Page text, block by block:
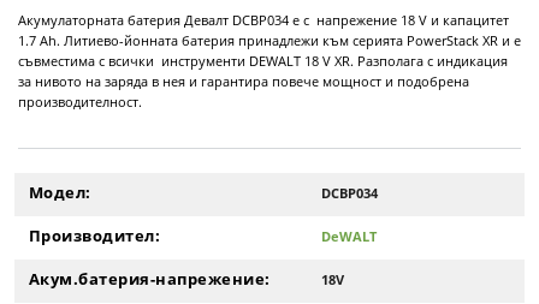
Акумулаторната батерия Девалт DCBP034 е с напрежение 18 V и капацитет
1.7 Ah. Литиево-йонната батерия принадлежи към серията PowerStack XR и е
съвместима с всички инструменти DEWALT 18 V XR. Разполага с индикация
за нивото на заряда в нея и гарантира повече мощност и подобрена
производителност.
Модел: DCBP034
Производител: DeWALT
Акум.батерия-напрежение: 18V